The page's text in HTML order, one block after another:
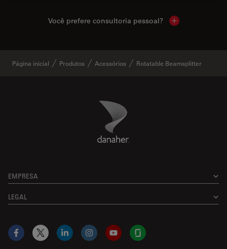
Você prefere consultoria pessoal? Show local
Página inicial Produtos Acessórios Rotatable Beamsplitter
Danaher Logo
EMPRESA
LEGAL
Facebook
X LinkedInInstagramYouTubeGlassdoor